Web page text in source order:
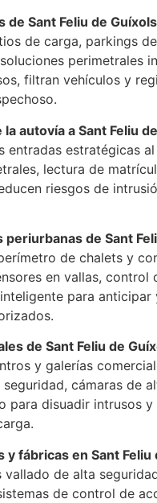
de Sant Feliu de Guíxols
de carga, parkings
perimetrales
filtran vehículos y
autovía a Sant Feliu
entradas estratégicas
lectura de
riesgos de
periurbanas de Sant
de chalets y
en vallas, control
para anticipar
de Sant Feliu de
y galerías
cámaras de
para disuadir intrusos
y fábricas en Sant Feliu
vallado de alta
de control de